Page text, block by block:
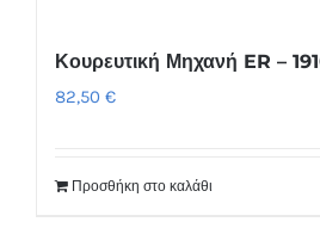
Κουρευτική Μηχανή ER –
82,50 €
Προσθήκη στο καλάθι